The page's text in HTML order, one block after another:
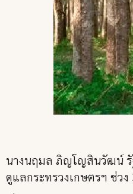
นางนฤมล ภิญโญสินวัฒน์ รั
ดูแลกระทรวงเกษตรฯ ช่ว